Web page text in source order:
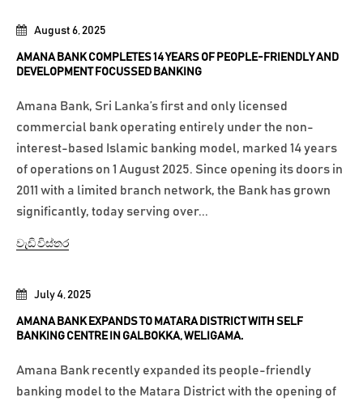
July 4, 2025
AMANA BANK EXPANDS TO MATARA DISTRICT WITH SELF
BANKING CENTRE IN GALBOKKA, WELIGAMA.
Amana Bank recently expanded its people-friendly
banking model to the Matara District with the opening of
August 6, 2025
AMANA BANK COMPLETES 14 YEARS OF PEOPLE-FRIENDLY AND
DEVELOPMENT FOCUSSED BANKING
Amana Bank, Sri Lanka’s first and only licensed
commercial bank operating entirely under the non-
interest-based Islamic banking model, marked 14 years
of operations on 1 August 2025. Since opening its doors in
2011 with a limited branch network, the Bank has grown
significantly, today serving over...
වැඩි විස්තර